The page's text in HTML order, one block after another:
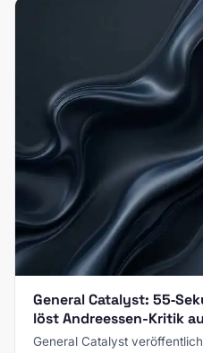
General Catalyst:
löst Andreessen-Kritik
General Catalyst